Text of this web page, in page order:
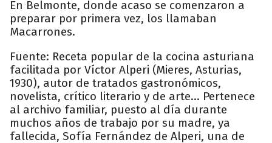
En Belmonte, donde acaso se comenzaron a
preparar por primera vez, los llamaban
Macarrones.
Fuente: Receta popular de la cocina asturiana
facilitada por Víctor Alperi (Mieres, Asturias,
1930), autor de tratados gastronómicos,
novelista, crítico literario y de arte... Pertenece
al archivo familiar, puesto al día durante
muchos años de trabajo por su madre, ya
fallecida, Sofía Fernández de Alperi, una de